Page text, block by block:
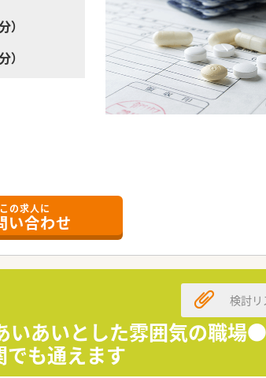
）
）
この求人に
い合わせ
いあいとした雰囲気の職場
も通えます
検討リ